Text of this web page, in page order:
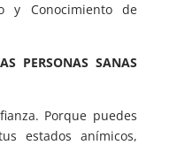
y Conocimiento de
PERSONAS SANAS
Porque puedes
estados anímicos,